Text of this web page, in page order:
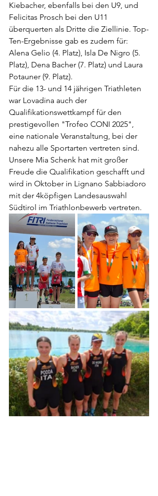
Kiebacher, ebenfalls bei den U9, und
Felicitas Prosch bei den U11
überquerten als Dritte die Ziellinie. Top-
Ten-Ergebnisse gab es zudem für:
Alena Gelio (4. Platz), Isla De Nigro (5.
Platz), Dena Bacher (7. Platz) und Laura
Potauner (9. Platz).
Für die 13- und 14 jährigen Triathleten
war Lovadina auch der
Qualifikationswettkampf für den
prestigevollen "Trofeo CONI 2025",
eine nationale Veranstaltung, bei der
nahezu alle Sportarten vertreten sind.
Unsere Mia Schenk hat mit großer
Freude die Qualifikation geschafft und
wird in Oktober in Lignano Sabbiadoro
mit der 4köpfigen Landesauswahl
Südtirol im Triathlonbewerb vertreten.